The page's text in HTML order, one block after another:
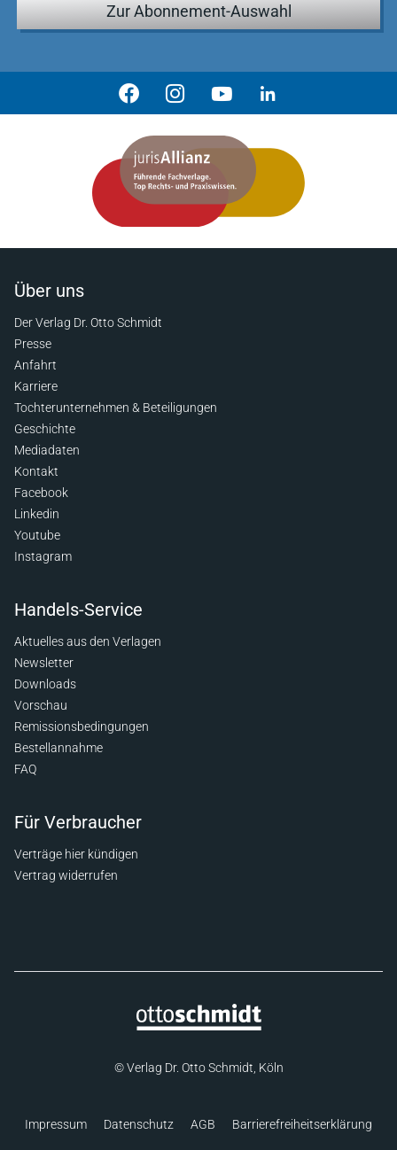
Zur Abonnement-Auswahl
Über uns
Der Verlag Dr. Otto Schmidt
Presse
Anfahrt
Karriere
Tochterunternehmen & Beteiligungen
Geschichte
Mediadaten
Kontakt
Facebook
Linkedin
Youtube
Instagram
Handels-Service
Aktuelles aus den Verlagen
Newsletter
Downloads
Vorschau
Remissionsbedingungen
Bestellannahme
FAQ
Für Verbraucher
Verträge hier kündigen
Vertrag widerrufen
© Verlag Dr. Otto Schmidt, Köln
Impressum Datenschutz AGB Barrierefreiheitserklärung